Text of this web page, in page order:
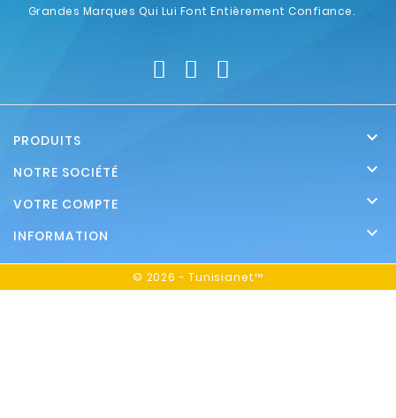
Grandes Marques Qui Lui Font Entièrement Confiance.
PRODUITS 
NOTRE SOCIÉTÉ 
VOTRE COMPTE 
INFORMATION 
© 2026 - Tunisianet™